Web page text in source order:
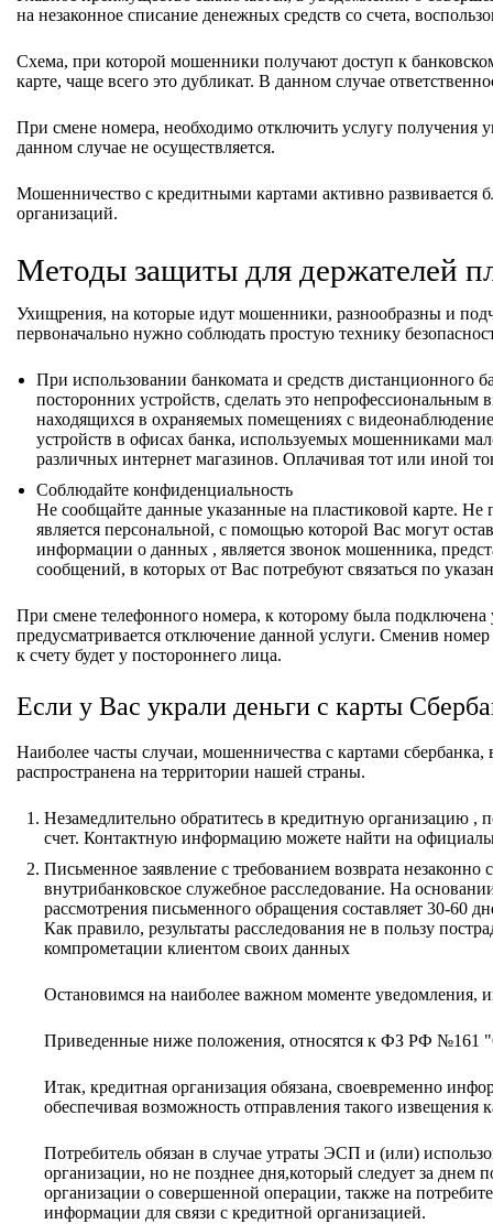
на незаконное списание денежных средств со счета,
Схема, при которой мошенники получают доступ к
карте, чаще всего это дубликат. В данном случае
При смене номера, необходимо отключить услугу получения
данном случае не осуществляется.
Мошенничество с кредитными картами активно
организаций.
Методы защиты для держателей
Ухищрения, на которые идут мошенники, разнообразны и
первоначально нужно соблюдать простую технику
При использовании банкомата и средств дистанционного
посторонних устройств, сделать это непрофессиональным
находящихся в охраняемых помещениях с
устройств в офисах банка, используемых мошенниками
различных интернет магазинов. Оплачивая тот или иной
Соблюдайте конфиденциальность
Не сообщайте данные указанные на пластиковой карте.
является персональной, с помощью которой Вас могут
информации о данных , является звонок мошенника,
сообщений, в которых от Вас потребуют связаться по
При смене телефонного номера, к которому была
предусматривается отключение данной услуги. Сменив
к счету будет у постороннего лица.
Если у Вас украли деньги с карты
Наиболее часты случаи, мошенничества с картами сбербанка,
распространена на территории нашей страны.
Незамедлительно обратитесь в кредитную организацию ,
счет. Контактную информацию можете найти на
Письменное заявление с требованием возврата
внутрибанковское служебное расследование. На
рассмотрения письменного обращения составляет 30-60
Как правило, результаты расследования не в пользу
компрометации клиентом своих данных
Остановимся на наиболее важном моменте уведомления,
Приведенные ниже положения, относятся к ФЗ РФ №161
Итак, кредитная организация обязана, своевременно
обеспечивая возможность отправления такого извещения
Потребитель обязан в случае утраты ЭСП и (или)
организации, но не позднее дня,который следует за днем
организации о совершенной операции, также на
информации для связи с кредитной организацией.